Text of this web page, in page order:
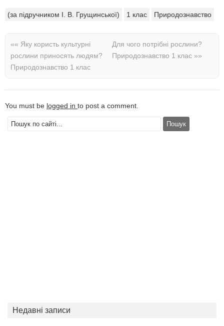
(за підручником І. В. Грущинської) 1 клас Природознавство
«« Яку користь культурні
рослини приносять людям?
Природознавство 1 клас
Для чого потрібні рослини?
Природознавство 1 клас »»
You must be logged in to post a comment.
Недавні записи